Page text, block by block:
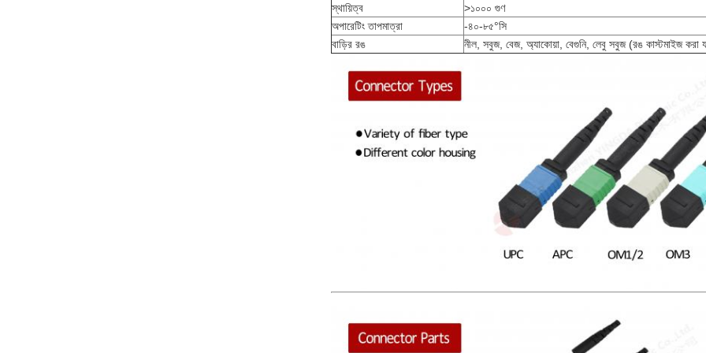
স্থায়িত্ব
>১০০০ গুণ
অপারেটিং তাপমাত্রা
-৪০-৮৫°সি
বাড়ির রঙ
নীল, সবুজ, বেজ, অ্যাকোয়া, বেগুনি, লেবু সবুজ (রঙ কাস্টমাইজ করা